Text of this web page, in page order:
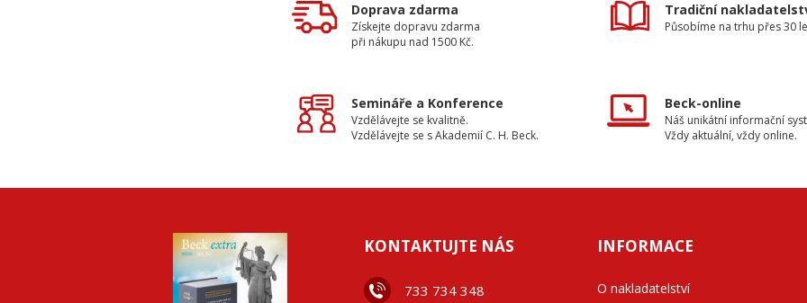
Doprava zdarma
Získejte dopravu zdarma
při nákupu nad 1500 Kč.
Tradiční
Působíme na trhu přes 30
Semináře a Konference
Vzdělávejte se kvalitně.
Vzdělávejte se s Akademií C. H. Beck.
Beck-online
Náš unikátní informační
Vždy aktuální, vždy online.
KONTAKTUJTE NÁS
733 734 348
INFORMACE
O nakladatelství